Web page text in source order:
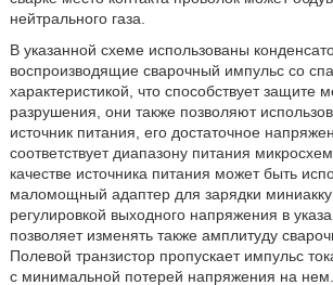
нейтрального газа.
В указанной схеме использованы
воспроизводящие сварочный импульс со
характеристикой, что способствует защите
разрушения, они также позволяют
источник питания, его достаточное
соответствует диапазону питания
качестве источника питания может быть
маломощный адаптер для зарядки
регулировкой выходного напряжения в
позволяет изменять также амплитуду
Полевой транзистор пропускает импульс
с минимальной потерей напряжения на